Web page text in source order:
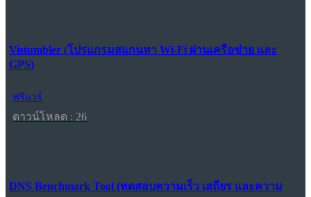
Vistumbler (โปรแกรมสแกนหา Wi-Fi ผ่านเครือข่าย และ
GPS)
ฟรีแวร์
ดาวน์โหลด : 26
DNS Benchmark Tool (ทดสอบความเร็ว เสถียร และความ